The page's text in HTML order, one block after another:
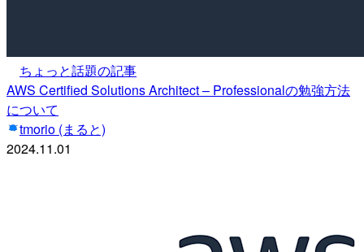
ちょっと話題の記事
AWS Certified Solutions Architect – Professionalの勉強方法
について
tmorio (まると)
2024.11.01